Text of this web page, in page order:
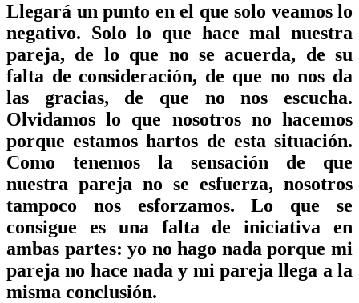
Llegará un punto en el que solo veamos lo
negativo. Solo lo que hace mal nuestra
pareja, de lo que no se acuerda, de su
falta de consideración, de que no nos da
las gracias, de que no nos escucha.
Olvidamos lo que nosotros no hacemos
porque estamos hartos de esta situación.
Como tenemos la sensación de que
nuestra pareja no se esfuerza, nosotros
tampoco nos esforzamos. Lo que se
consigue es una falta de iniciativa en
ambas partes: yo no hago nada porque mi
pareja no hace nada y mi pareja llega a la
misma conclusión.